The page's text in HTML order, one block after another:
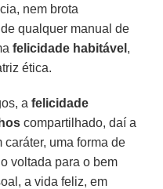
nem brota
qualquer manual de
felicidade habitável ,
ética.
afelicidade
compartilhado, daí a
caráter, uma forma de
voltada para o bem
a vida feliz, em